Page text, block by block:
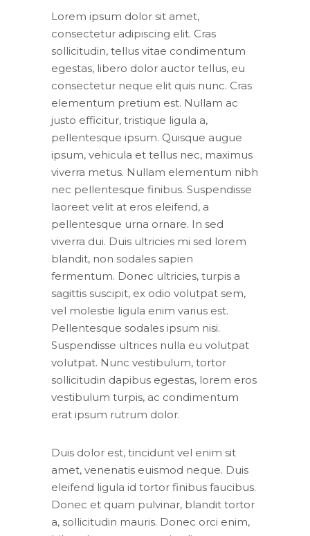
Lorem ipsum dolor sit amet,
consectetur adipiscing elit. Cras
sollicitudin, tellus vitae condimentum
egestas, libero dolor auctor tellus, eu
consectetur neque elit quis nunc. Cras
elementum pretium est. Nullam ac
justo efficitur, tristique ligula a,
pellentesque ipsum. Quisque augue
ipsum, vehicula et tellus nec, maximus
viverra metus. Nullam elementum nibh
nec pellentesque finibus. Suspendisse
laoreet velit at eros eleifend, a
pellentesque urna ornare. In sed
viverra dui. Duis ultricies mi sed lorem
blandit, non sodales sapien
fermentum. Donec ultricies, turpis a
sagittis suscipit, ex odio volutpat sem,
vel molestie ligula enim varius est.
Pellentesque sodales ipsum nisi.
Suspendisse ultrices nulla eu volutpat
volutpat. Nunc vestibulum, tortor
sollicitudin dapibus egestas, lorem eros
vestibulum turpis, ac condimentum
erat ipsum rutrum dolor.
Duis dolor est, tincidunt vel enim sit
amet, venenatis euismod neque. Duis
eleifend ligula id tortor finibus faucibus.
Donec et quam pulvinar, blandit tortor
a, sollicitudin mauris. Donec orci enim,